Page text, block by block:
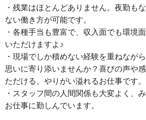
・残業はほとんどありません。夜勤も
ない働き方が可能です。
・各種手当も豊富で、収入面でも環境
いただけますよ♪
・現場でしか積めない経験を重ねなが
思いに寄り添いませんか？喜びの声や
ただける、やりがい溢れるお仕事です。
・スタッフ間の人間関係も大変よく、
お仕事に勤しんでいます。